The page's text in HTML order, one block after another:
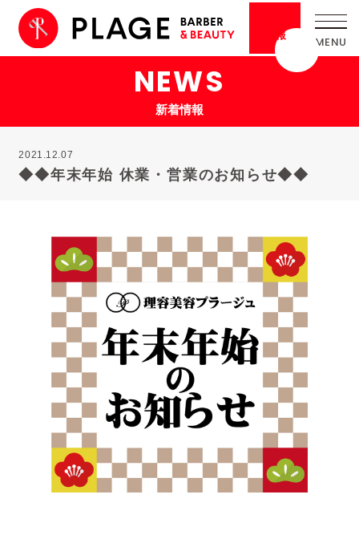
情報
NEWS
新着情報
◆◆年末年始 休業・営業のお知らせ◆◆
2021.12.07